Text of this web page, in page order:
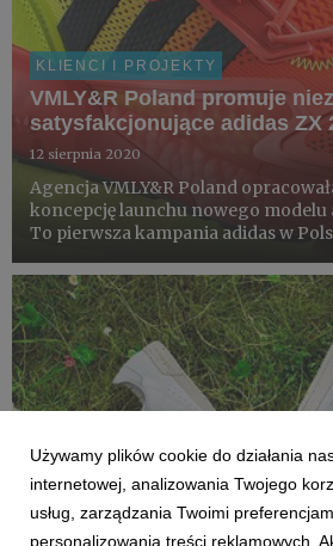
KLIENCI I PROJEKTY
VMLY&R Poland promuje
satysfakcjonujące adidas ZX
12 sierpnia 2020
Agencja VMLY&R Poland
koncepcję launchu nowego modelu
To pierwsza kampania adidas w
Używamy plików cookie do działania
internetowej, analizowania Twojego
usług, zarządzania Twoimi
personalizowania treści reklamowych.